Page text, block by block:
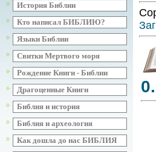
История Библии
Кто написал БИБЛИЮ?
Языки Библии
Свитки Мертвого моря
Рождение Книги - Библии
Драгоценные Книги
Библия и история
Библия и археология
Как дошла до нас БИБЛИЯ